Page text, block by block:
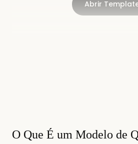
Abrir
O Que É um Modelo de